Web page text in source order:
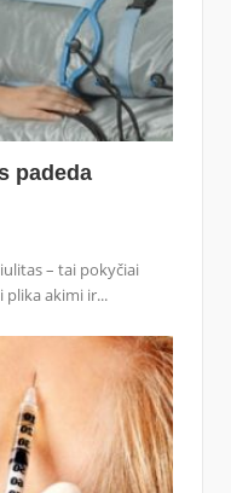
padeda
– tai pokyčiai
akimi ir...